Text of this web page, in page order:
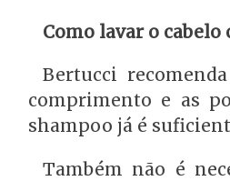
Como lavar o
Bertucci
comprimento e as
shampoo já é
Também não é